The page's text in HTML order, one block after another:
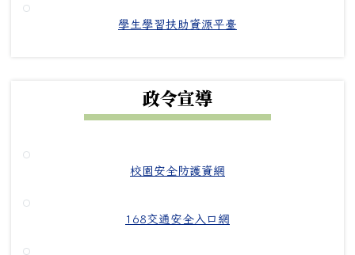
學生學習扶助資源平臺
政令宣導
校園安全防護資網
168交通安全入口網